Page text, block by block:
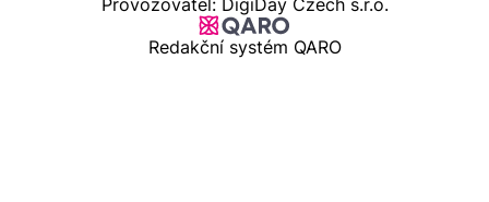
Provozovatel: DigiDay Czech s.r.o.
Redakční systém QARO